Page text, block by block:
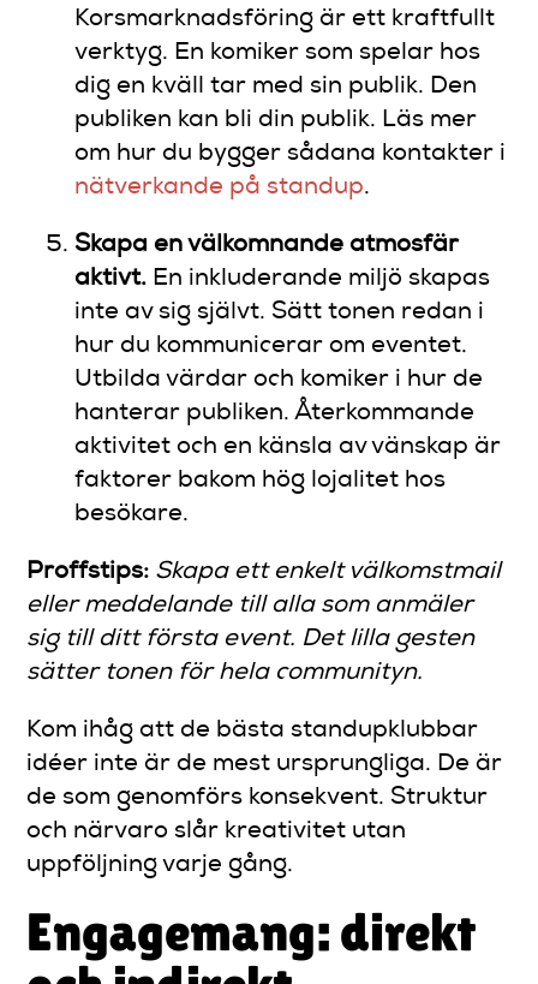
Korsmarknadsföring är ett kraftfullt
verktyg. En komiker som spelar hos
dig en kväll tar med sin publik. Den
publiken kan bli din publik. Läs mer
om hur du bygger sådana kontakter i
nätverkande på standup.
Skapa en välkomnande atmosfär
aktivt. En inkluderande miljö skapas
inte av sig självt. Sätt tonen redan i
hur du kommunicerar om eventet.
Utbilda värdar och komiker i hur de
hanterar publiken. Återkommande
aktivitet och en känsla av vänskap är
faktorer bakom hög lojalitet hos
besökare.
Proffstips: Skapa ett enkelt välkomstmail
eller meddelande till alla som anmäler
sig till ditt första event. Det lilla gesten
sätter tonen för hela communityn.
Kom ihåg att de bästa standupklubbar
idéer inte är de mest ursprungliga. De är
de som genomförs konsekvent. Struktur
och närvaro slår kreativitet utan
uppföljning varje gång.
Engagemang: direkt